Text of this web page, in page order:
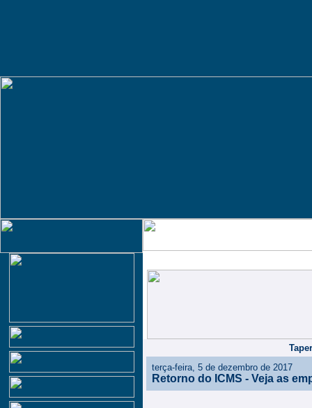
terça-feira, 5 de dezembro de 2017
Retorno do ICMS - Veja as